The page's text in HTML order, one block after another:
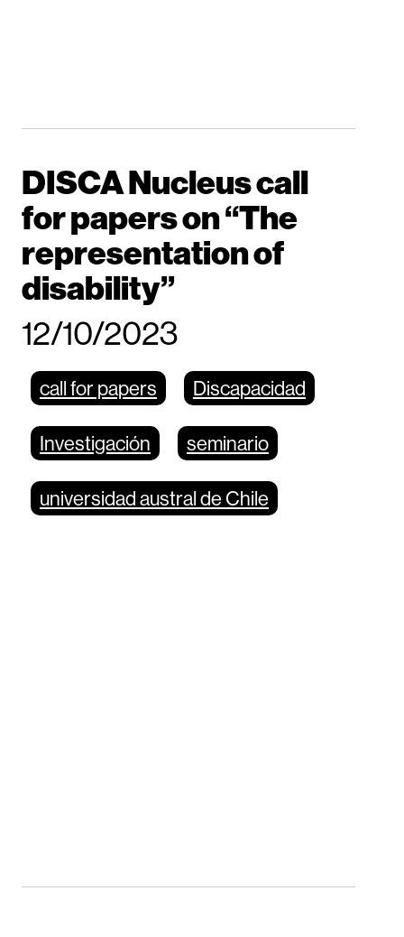
DISCA Nucleus call
for papers on “The
representation of
disability”
12/10/2023
call for papers Discapacidad
Investigación seminario
universidad austral de Chile